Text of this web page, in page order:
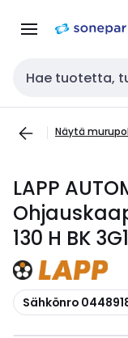
navigointiinsisältöön
Haku
Näytä
LAPP
130 H BK
Kopioi
Sähkönro